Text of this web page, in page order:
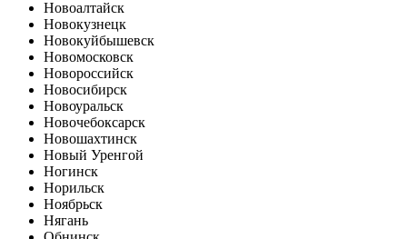
Новоалтайск
Новокузнецк
Новокуйбышевск
Новомосковск
Новороссийск
Новосибирск
Новоуральск
Новочебоксарск
Новошахтинск
Новый Уренгой
Ногинск
Норильск
Ноябрьск
Нягань